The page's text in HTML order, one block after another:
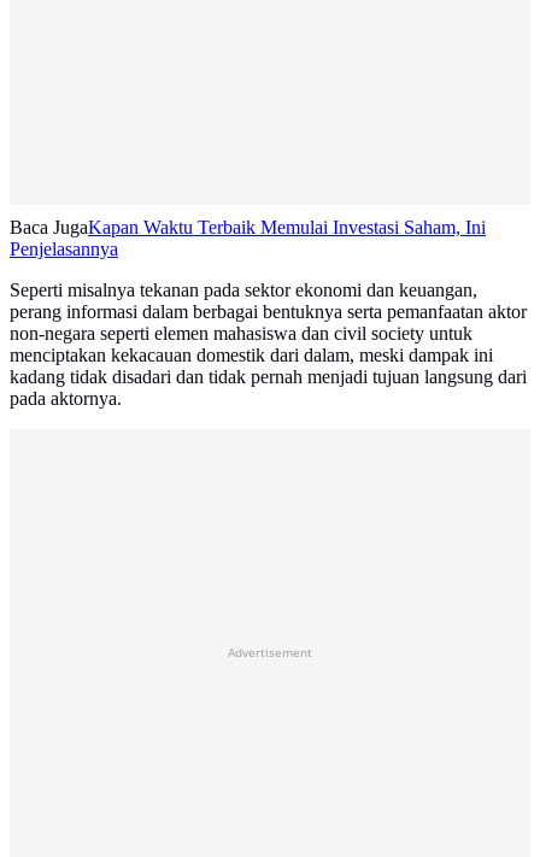
Baca JugaKapan Waktu Terbaik Memulai Investasi Saham, Ini
Penjelasannya
Seperti misalnya tekanan pada sektor ekonomi dan keuangan,
perang informasi dalam berbagai bentuknya serta pemanfaatan aktor
non-negara seperti elemen mahasiswa dan civil society untuk
menciptakan kekacauan domestik dari dalam, meski dampak ini
kadang tidak disadari dan tidak pernah menjadi tujuan langsung dari
pada aktornya.
Advertisement